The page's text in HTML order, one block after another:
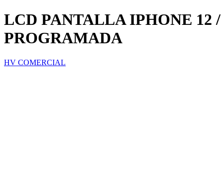
LCD PANTALLA IPHONE 12
PROGRAMADA
HV COMERCIAL